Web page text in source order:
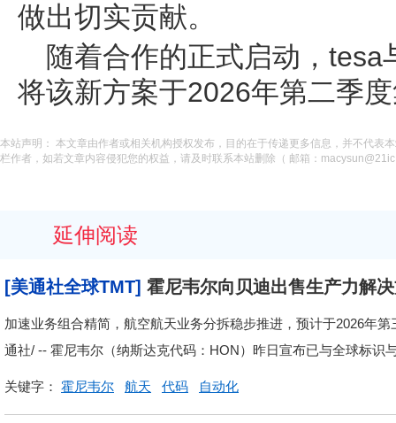
做出切实贡献。
随着合作的正式启动，
将该新方案于2026年第二季
本站声明： 本文章由作者或相关机构授权发布，目的在于传递更多信息，并不代表
栏作者，如若文章内容侵犯您的权益，请及时联系本站删除（ 邮箱：
延伸阅读
[美通社全球TMT] 霍尼韦尔向贝迪出售生产力解
加速业务组合精简，航空航天业务分拆稳步推进，预计于2026年
通社/ -- 霍尼韦尔（纳斯达克代码：HON）昨日宣布已与全球标识
关键字： 霍尼韦尔 航天 代码 自动化